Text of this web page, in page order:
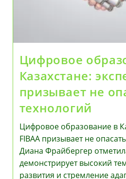
Цифровое
Казахстане:
призывает не
технологий
Цифровое образование в
FIBAA призывает не
Диана Фрайбергер
демонстрирует высокий
развития и стремление